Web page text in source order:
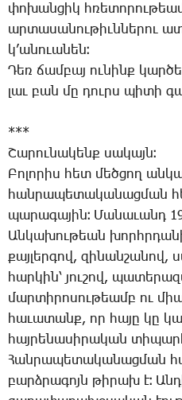
փո­խան­ցիկ
ար­տա­սա­նու­թիւն­նե­րու
կ­’ա­նուա­նեն։
­Դեռ ճամ­բայ ու­նինք
լաւ բան մը դուրս պի­տի
***
­Շա­րու­նա­կենք սա­կայն։
­Բո­լո­րիս հետ մեծ­ցող
հան­րա­պե­տա­կա­նաց­ման
պա­րա­գա­յին։ ­Մա­նա­ւանդ
Ան­կա­խու­թեան
քայ­լեր­գով, զի­նան­շա­նով,
հար­կին՝ յու­շով,
մար­տի­րո­սու­թեամբ ու
հա­ւա­տանք, որ հա­յը կը
հայ­րե­նա­սի­րա­կան
­Հան­րա­պե­տա­կա­նաց­ման
բարձ­րա­գոյն թի­րախ է։